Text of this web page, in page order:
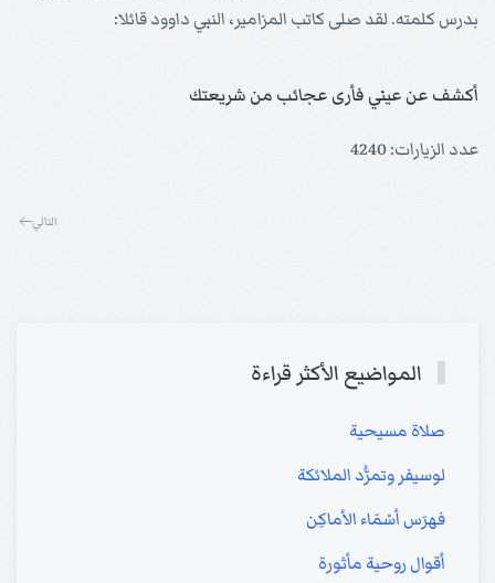
بدرس كلمته. لقد صلى كاتب المزامير، النبي داوود قائلا:
أكشف عن عيني فأرى عجائب من شريعتك
عدد الزيارات: 4240
التالي
المواضيع الأكثر قراءة
صلاة مسيحية
لوسيفر وتمرُّد الملائكة
فهرَس أسْمَاء الأماكِن
أقوال روحية مأثورة